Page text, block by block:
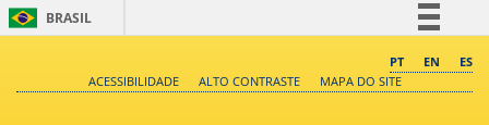
BRASIL
Comunica BR
PT EN
ES
ACESSIBILIDADE
ALTO CONTRASTE MAPA DO SITE